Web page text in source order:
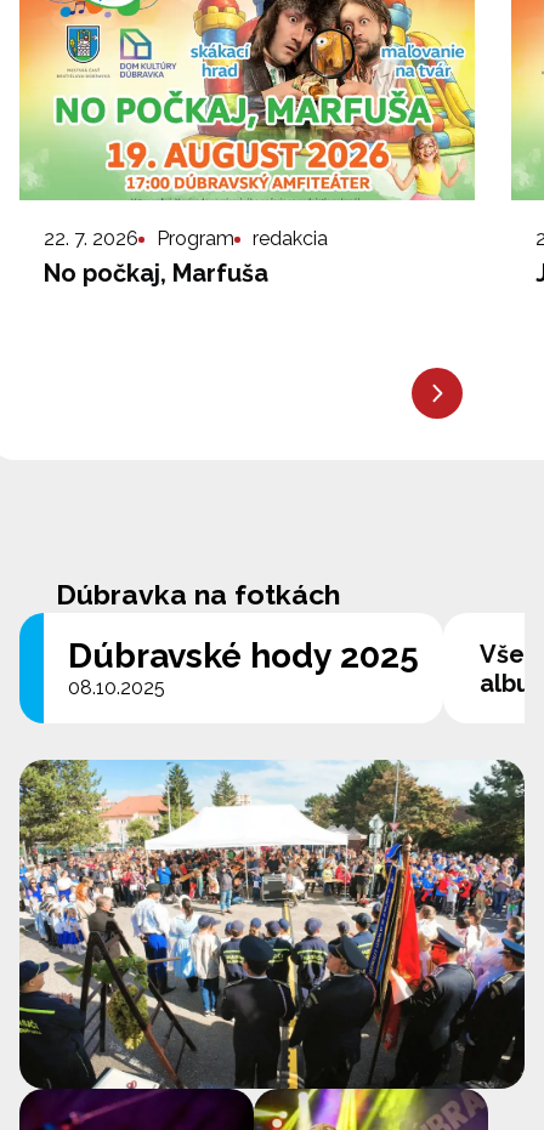
22. 7. 2026 Program redakcia
No počkaj, Marfuša
Dúbravka na fotkách
Dúbravské hody 2025
08.10.2025